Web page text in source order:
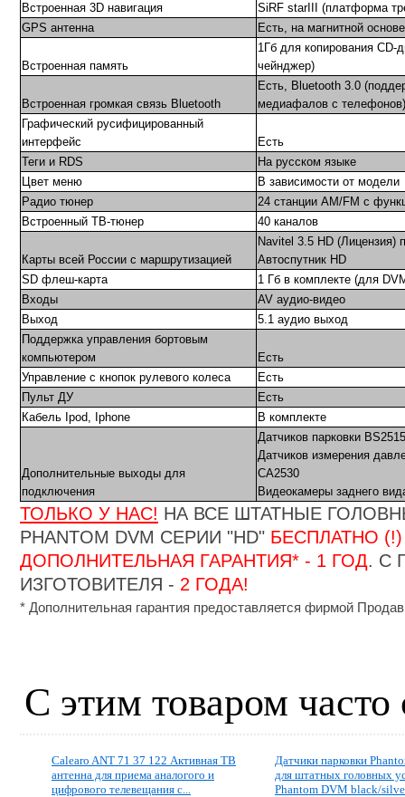
Встроенная 3D навигация
SiRF starIII (платформа
GPS антенна
Есть, на магнитной основе
Встроенная память
1Гб для копирования CD-
чейнджер)
Встроенная громкая связь Bluetooth
Есть, Bluetooth 3.0
медиафалов с телефонов)
Графический русифицированный
интерфейс
Есть
Теги и RDS
На русском языке
Цвет меню
В зависимости от модели
Радио тюнер
24 станции AM/FM с
Встроенный ТВ-тюнер
40 каналов
Карты всей России с маршрутизацией
Navitel 3.5 HD (Лицензия)
Автоспутник HD
SD флеш-карта
1 Гб в комплекте (для
Входы
AV аудио-видео
Выход
5.1 аудио выход
Поддержка управления бортовым
компьютером
Есть
Управление с кнопок рулевого колеса
Есть
Пульт ДУ
Есть
Кабель Ipod, Iphone
В комплекте
Дополнительные выходы для
подключения
Датчиков парковки BS2515
Датчиков измерения
CA2530
Видеокамеры заднего
ТОЛЬКО У НАС! НА ВСЕ ШТАТНЫЕ
PHANTOM DVM СЕРИИ "HD" БЕСПЛАТНО (!)
ДОПОЛНИТЕЛЬНАЯ ГАРАНТИЯ* - 1 ГОД. С
ИЗГОТОВИТЕЛЯ - 2 ГОДА!
* Дополнительная гарантия предоставляется фирмой
С этим товаром часто
Calearo ANT 71 37 122 Активная ТВ
антенна для приема аналогого и
цифрового телевещания c...
Датчики парковки
для штатных головных
Phantom DVM black/